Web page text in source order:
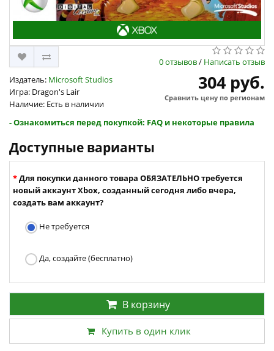
0 отзывов/ Написать отзыв
Издатель: Microsoft Studios
Игра: Dragon's Lair
Наличие: Есть в наличии
304 руб.
Сравнить цену по регионам
- Ознакомиться перед покупкой: FAQ и некоторые правила
Доступные варианты
Для покупки данного товара ОБЯЗАТЕЛЬНО требуется
новый аккаунт Xbox, созданный сегодня либо вчера,
создать вам аккаунт?
Не требуется
Да, создайте (бесплатно)
В корзину
Купить в один клик